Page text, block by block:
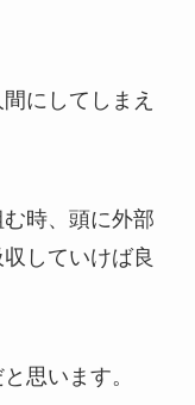
にしてしまえ
時、頭に外部
していけば良
思います。